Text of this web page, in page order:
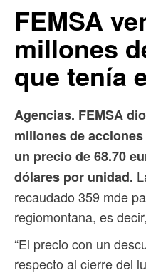
FEMSA
millones
que tenía
Agencias. FEMSA
millones de
un precio de 68.70
dólares por unidad.
recaudado 359 mde
regiomontana, es
“El precio con un
respecto al cierre del